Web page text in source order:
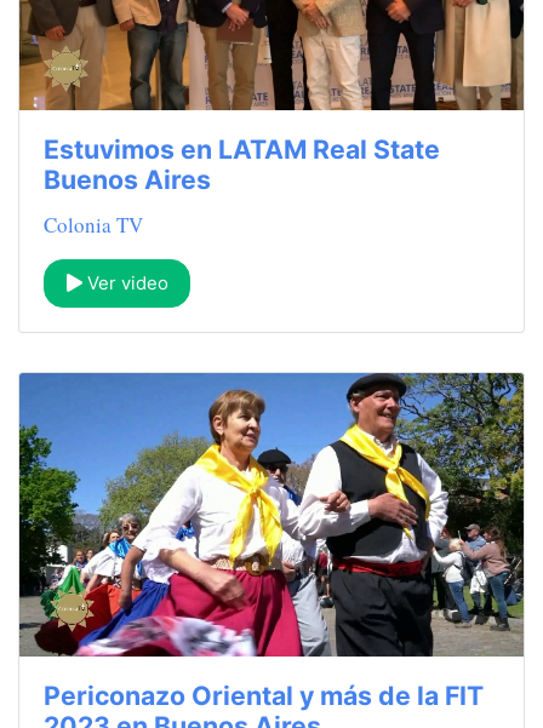
Estuvimos en LATAM Real State
Buenos Aires
Colonia TV
Ver video
Periconazo Oriental y más de la FIT